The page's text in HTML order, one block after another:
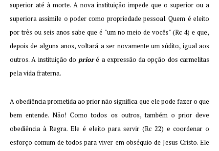
superior até à morte. A nova instituição impede que o superior ou a
superiora assimile o poder como propriedade pessoal. Quem é eleito
por três ou seis anos sabe que é "um no meio de vocês" (Rc 4) e que,
depois de alguns anos, voltará a ser novamente um súdito, igual aos
outros. A institui­ção do prioré a expressão da opção dos carmelitas
pela vida fraterna.
A obediência prometida ao prior não significa que ele pode fazer o que
bem entende. Não! Como todos os outros, também o prior deve
obediência à Regra. Ele é eleito para servir (Rc 22) e coordenar o
esforço comum de todos para viver em obséquio de Jesus Cristo. Ele